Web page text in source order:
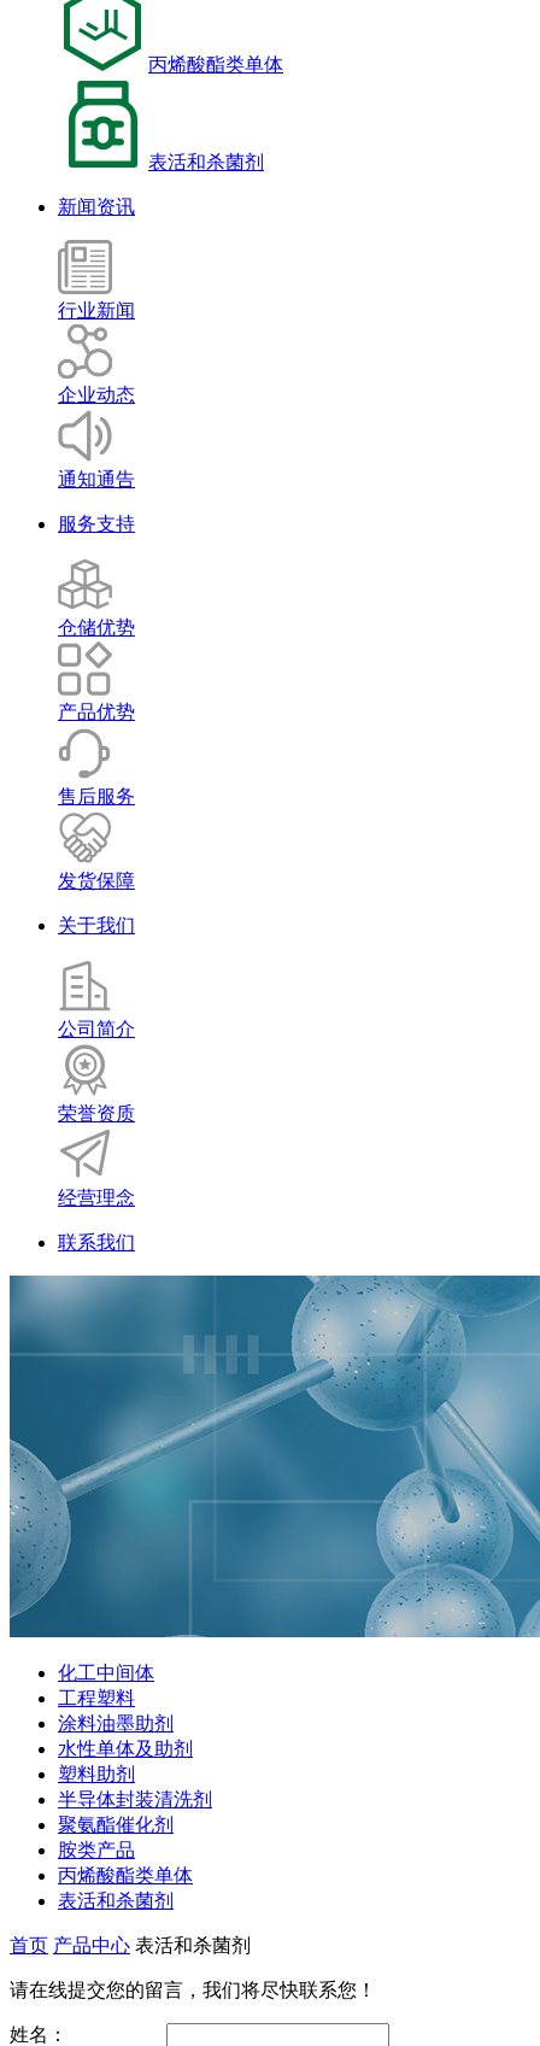
丙烯酸酯类单体
表活和杀菌剂
新闻资讯
行业新闻
企业动态
通知通告
服务支持
仓储优势
产品优势
售后服务
发货保障
关于我们
公司简介
荣誉资质
经营理念
联系我们
化工中间体
工程塑料
涂料油墨助剂
水性单体及助剂
塑料助剂
半导体封装清洗剂
聚氨酯催化剂
胺类产品
丙烯酸酯类单体
表活和杀菌剂
首页 产品中心 表活和杀菌剂
请在线提交您的留言，我们将尽快联系您！
姓名：